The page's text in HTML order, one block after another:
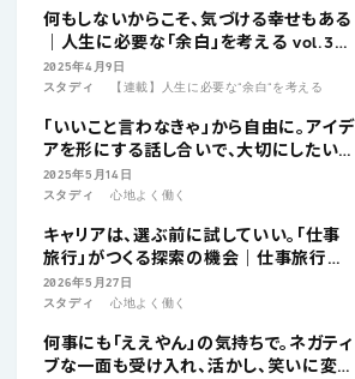
何もしないからこそ、気づける幸せもある
｜人生に必要な「余白」を考える vol.3
ぼーっとする大会プロデューサー・古井敬
人
2025年4月9日
スタディ
【連載】人生に必要な“余白“を考える
「いいこと言わなきゃ」から自由に。アイデ
アを形にする話し合いで、大切にしたいこ
と│高橋晋平さんインタビュー
2025年5月14日
スタディ
心地よく働く
キャリアは、選ぶ前に試していい。「仕事
旅行」がつくる探索の機会｜仕事旅行社・
田中翼さん
2026年5月27日
スタディ
心地よく働く
何事にも「ええやん」の気持ちで。ネガティ
ブな一面も受け入れ、活かし、笑いに変え